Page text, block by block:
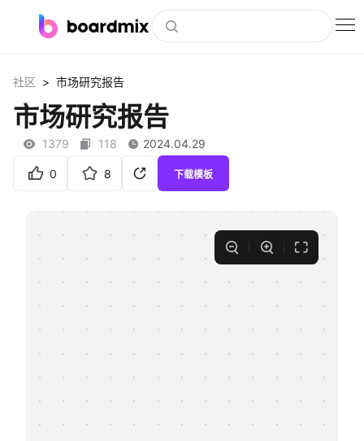
社区资源
下载
客户案例
知识分享社区
社区 > 市场研究报告
市场研究报告
1379 118 2024.04.29
0 8 下载模板